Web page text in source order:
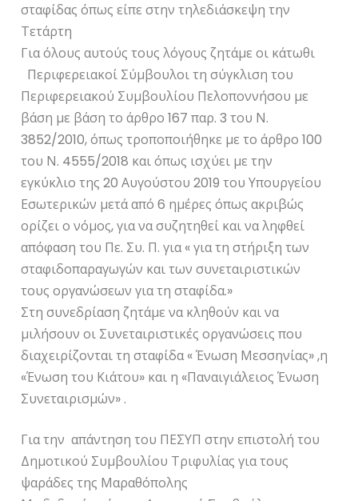
σταφίδας όπως είπε στην τηλεδιάσκεψη την
Τετάρτη
Για όλους αυτούς τους λόγους ζητάμε οι κάτωθι
Περιφερειακοί Σύμβουλοι τη σύγκλιση του
Περιφερειακού Συμβουλίου Πελοποννήσου με
βάση με βάση το άρθρο 167 παρ. 3 του Ν.
3852/2010, όπως τροποποιήθηκε με το άρθρο 100
του Ν. 4555/2018 και όπως ισχύει με την
εγκύκλιο της 20 Αυγούστου 2019 του Υπουργείου
Εσωτερικών μετά από 6 ημέρες όπως ακριβώς
ορίζει ο νόμος, για να συζητηθεί και να ληφθεί
απόφαση του Πε. Συ. Π. για « για τη στήριξη των
σταφιδοπαραγωγών και των συνεταιριστικών
τους οργανώσεων για τη σταφίδα.»
Στη συνεδρίαση ζητάμε να κληθούν και να
μιλήσουν οι Συνεταιριστικές οργανώσεις που
διαχειρίζονται τη σταφίδα « Ένωση Μεσσηνίας» ,η
«Ένωση του Κιάτου» και η «Παναιγιάλειος Ένωση
Συνεταιρισμών» .
Για την απάντηση του ΠΕΣΥΠ στην επιστολή του
Δημοτικού Συμβουλίου Τριφυλίας για τους
ψαράδες της Μαραθόπολης